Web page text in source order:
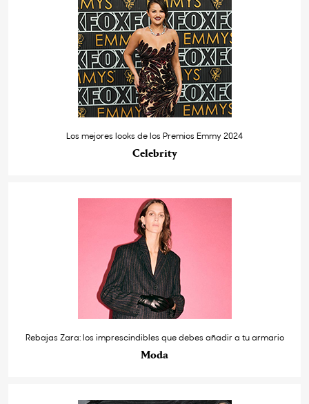
Los mejores looks de los Premios Emmy 2024
Celebrity
Rebajas Zara: los imprescindibles que debes añadir a tu armario
Moda